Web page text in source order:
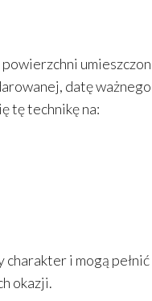
datę
tę technikę na:
i mogą
okazji.